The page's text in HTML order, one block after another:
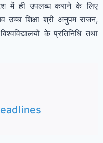
देश में ही उपलब्ध कराने के लिए
शिक्षा श्री अनुपम राजन,
के प्रतिनिधि तथा